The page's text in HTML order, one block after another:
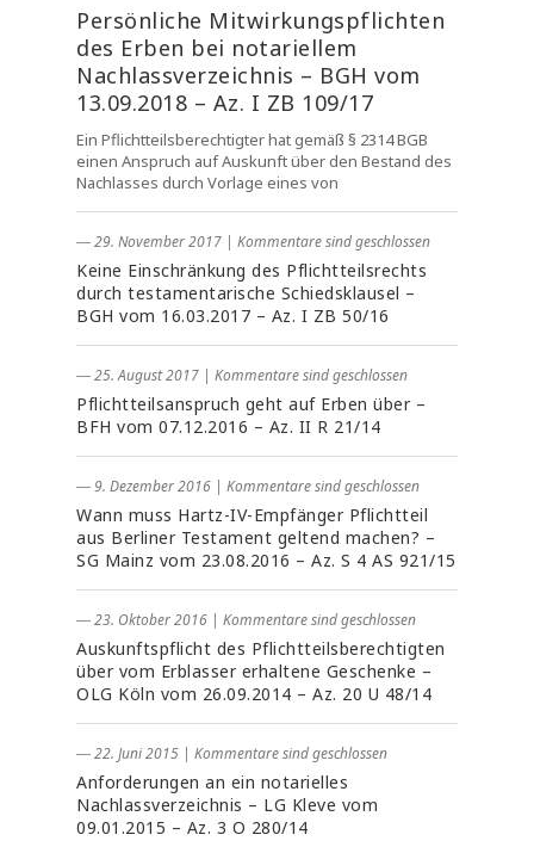
Persönliche Mitwirkungspflichten
des Erben bei notariellem
Nachlassverzeichnis – BGH vom
13.09.2018 – Az. I ZB 109/17
Ein Pflichtteilsberechtigter hat gemäß § 2314 BGB
einen Anspruch auf Auskunft über den Bestand des
Nachlasses durch Vorlage eines von
― 29. November 2017 | Kommentare sind geschlossen
Keine Einschränkung des Pflichtteilsrechts
durch testamentarische Schiedsklausel –
BGH vom 16.03.2017 – Az. I ZB 50/16
― 25. August 2017 | Kommentare sind geschlossen
Pflichtteilsanspruch geht auf Erben über –
BFH vom 07.12.2016 – Az. II R 21/14
― 9. Dezember 2016 | Kommentare sind geschlossen
Wann muss Hartz-IV-Empfänger Pflichtteil
aus Berliner Testament geltend machen? –
SG Mainz vom 23.08.2016 – Az. S 4 AS 921/15
― 23. Oktober 2016 | Kommentare sind geschlossen
Auskunftspflicht des Pflichtteilsberechtigten
über vom Erblasser erhaltene Geschenke –
OLG Köln vom 26.09.2014 – Az. 20 U 48/14
― 22. Juni 2015 | Kommentare sind geschlossen
Anforderungen an ein notarielles
Nachlassverzeichnis – LG Kleve vom
09.01.2015 – Az. 3 O 280/14